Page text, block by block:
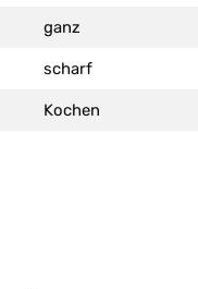
ganz
scharf
Kochen